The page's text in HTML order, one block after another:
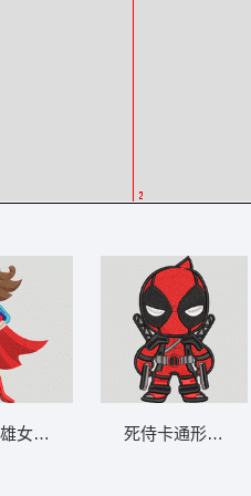
英雄小子-DS
女孩 女孩超级英雄力量姿势-
死侍卡通形象 死